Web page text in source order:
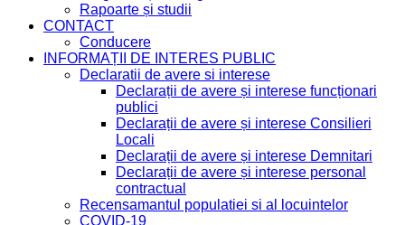
Rapoarte și studii
CONTACT
Conducere
INFORMAȚII DE INTERES PUBLIC
Declaratii de avere si interese
Declarații de avere și interese funcționari
publici
Declarații de avere și interese Consilieri
Locali
Declarații de avere și interese Demnitari
Declarații de avere și interese personal
contractual
Recensamantul populatiei si al locuintelor
COVID-19